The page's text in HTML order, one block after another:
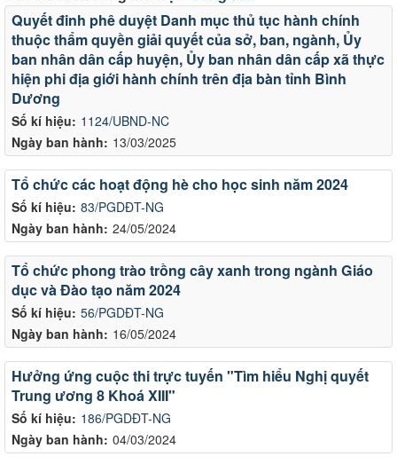
Số kí hiệu: 1124/UBND-NC
Ngày ban hành: 13/03/2025
Quyết đinh phê duyệt Danh mục thủ tục hành chính
thuộc thẩm quyền giải quyết của sở, ban, ngành, Ủy
ban nhân dân cấp huyện, Ủy ban nhân dân cấp xã thực
hiện phi địa giới hành chính trên địa bàn tỉnh Bình
Dương
Số kí hiệu: 83/PGDĐT-NG
Ngày ban hành: 24/05/2024
Tổ chức các hoạt động hè cho học sinh năm 2024
Số kí hiệu: 56/PGDĐT-NG
Ngày ban hành: 16/05/2024
Tổ chức phong trào trồng cây xanh trong ngành Giáo
dục và Đào tạo năm 2024
Số kí hiệu: 186/PGDĐT-NG
Ngày ban hành: 04/03/2024
Hưởng ứng cuộc thi trực tuyến "Tìm hiểu Nghị quyết
Trung ương 8 Khoá XIII"